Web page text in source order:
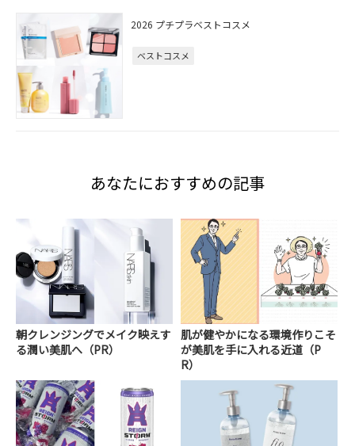
2026 プチプラベストコスメ
ベストコスメ
あなたにおすすめの記事
朝クレンジングでメイク映えす
る潤い美肌へ（PR）
肌が健やかになる環境作りこそ
が美肌を手に入れる近道（P
R）